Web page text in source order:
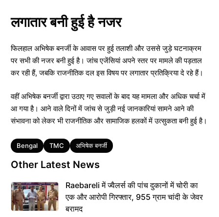
लगातार बनी हुई है नजर
फिलहाल अभिषेक बनर्जी के आवास पर हुई तलाशी और उससे जुड़े घटनाक्रम
पर सभी की नजर बनी हुई है। जांच एजेंसियां अपने स्तर पर मामले की पड़ताल
कर रही हैं, जबकि राजनीतिक दल इस विषय पर लगातार प्रतिक्रिया दे रहे हैं।
वहीं अभिषेक बनर्जी द्वारा उठाए गए सवालों के बाद यह मामला और अधिक चर्चा में
आ गया है। आने वाले दिनों में जांच से जुड़ी नई जानकारियां सामने आने की
संभावना को लेकर भी राजनीतिक और सामाजिक हलकों में उत्सुकता बनी हुई है।
Tags
Bengal TMC अभिषेक बनर्जी
Other Latest News
Raebareli में ज्वैलर्स की पांच दुकानों में चोरी का
एक और आरोपी गिरफ्तार, 955 ग्राम चांदी के जेवर
बरामद